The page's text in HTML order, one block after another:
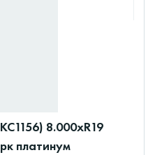
8.000xR19
платинум